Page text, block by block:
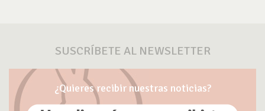
SUSCRÍBETE AL NEWSLETTER
¿Quieres recibir nuestras noticias?